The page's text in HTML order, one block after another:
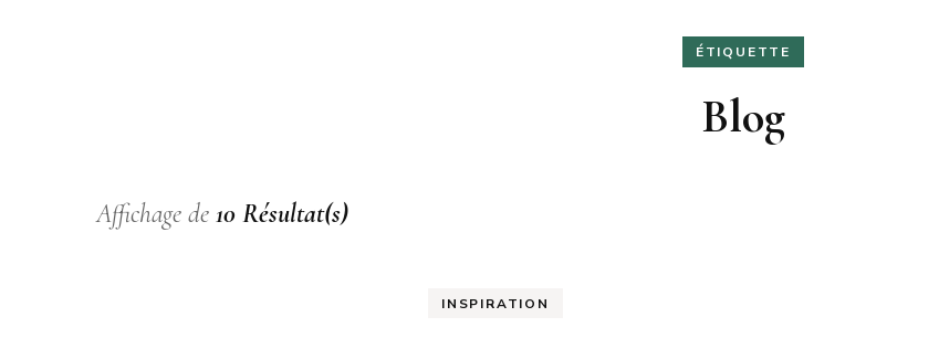
PEN LANN –
ROCHEVILAINE
RENNES
NOIRMOUTIER
PORNIC
PORNICHET
CABOURG &
DIVES-SUR-
MER
AMSTERDAM
ÉTIQUETTE
Blog
Affichage de 10 Résultat(s)
INSPIRATION